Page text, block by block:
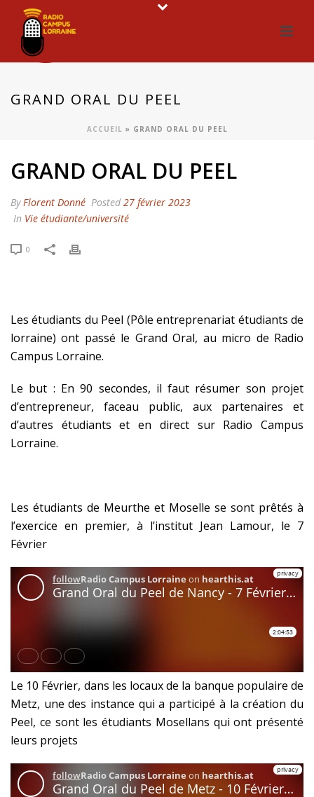
GRAND ORAL DU PEEL
ACCUEIL » GRAND ORAL DU PEEL
GRAND ORAL DU PEEL
ByFlorent Donné Posted 27 février 2023
In Vie étudiante/université
0
Les étudiants du Peel (Pôle entreprenariat étudiants de
lorraine) ont passé le Grand Oral, au micro de Radio
Campus Lorraine.
Le but : En 90 secondes, il faut résumer son projet
d’entrepreneur, faceau public, aux partenaires et
d’autres étudiants et en direct sur Radio Campus
Lorraine.
Les étudiants de Meurthe et Moselle se sont prêtés à
l’exercice en premier, à l’institut Jean Lamour, le 7
Février
Le 10 Février, dans les locaux de la banque populaire de
Metz, une des instance qui a participé à la création du
Peel, ce sont les étudiants Mosellans qui ont présenté
leurs projets